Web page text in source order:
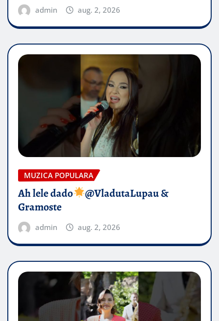
admin aug. 2, 2026
MUZICA POPULARA
Ah lele dado​
@VladutaLupau &
Gramoste
admin aug. 2, 2026